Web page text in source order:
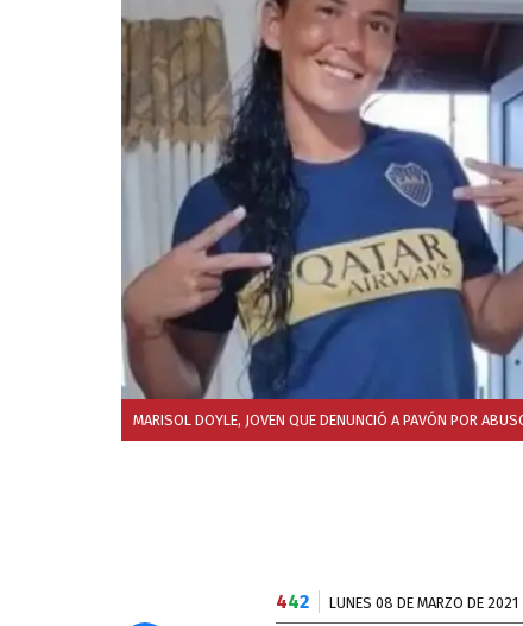
MARISOL DOYLE, JOVEN QUE DENUNCIÓ A PAVÓN POR
442 LUNES 08 DE MARZO DE 2021